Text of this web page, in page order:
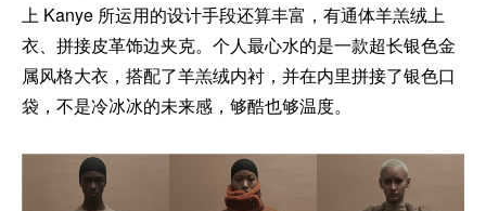
上 Kanye 所运用的设计手段还算丰富，有通体羊羔绒上
衣、拼接皮革饰边夹克。个人最心水的是一款超长银色金
属风格大衣，搭配了羊羔绒内衬，并在内里拼接了银色口
袋，不是冷冰冰的未来感，够酷也够温度。